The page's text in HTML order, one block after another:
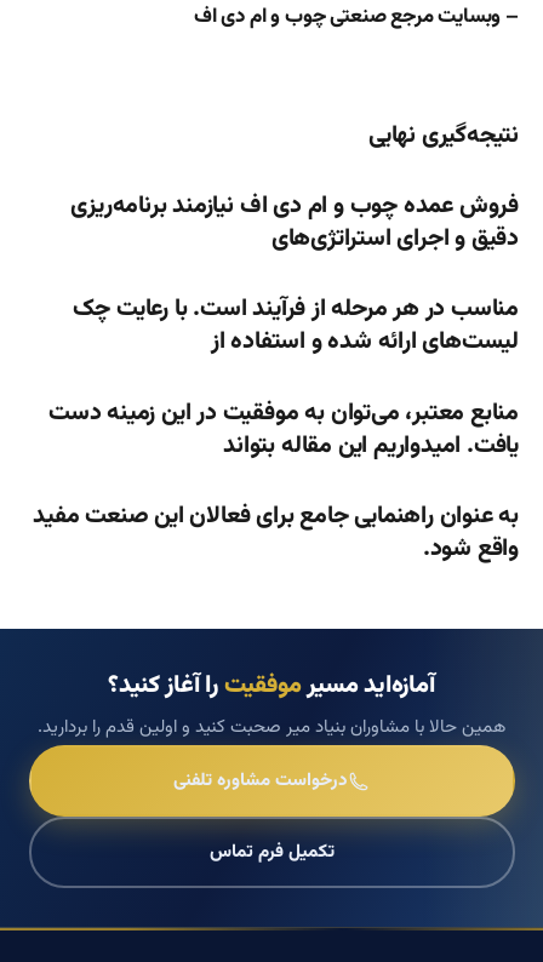
– وبسایت مرجع صنعتی چوب و ام دی اف
نتیجه‌گیری نهایی
فروش عمده چوب و ام دی اف نیازمند برنامه‌ریزی
دقیق و اجرای استراتژی‌های
مناسب در هر مرحله از فرآیند است. با رعایت چک
لیست‌های ارائه شده و استفاده از
منابع معتبر، می‌توان به موفقیت در این زمینه دست
یافت. امیدواریم این مقاله بتواند
به عنوان راهنمایی جامع برای فعالان این صنعت مفید
واقع شود.
آمازه‌اید مسیرموفقیترا آغاز کنید؟
همین حالا با مشاوران بنیاد میر صحبت کنید و اولین قدم را بردارید.
درخواست مشاوره تلفنی
تکمیل فرم تماس